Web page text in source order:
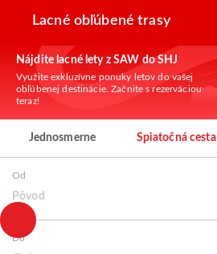
Lacné obľúbené trasy
Nájdite lacné lety z SAW do SHJ
Využite exkluzívne ponuky letov do vašej
obľúbenej destinácie. Začnite s rezerváciou
teraz!
Jednosmerne Spiatočná cesta
Od
Pôvod
Do